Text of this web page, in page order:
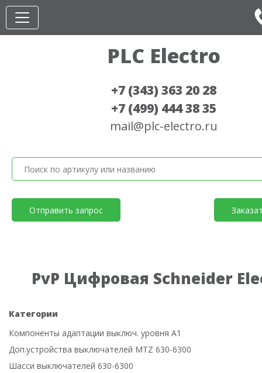
PLC Electro
+7 (343) 363 20 28
+7 (499) 444 38 35
mail@plc-electro.ru
Отправить запрос
PvP Цифровая Schneider
Категории
Компоненты адаптации выключ. уровня А1
Доп.устройства выключателей MTZ 630-6300
Шасси выключателей 630-6300